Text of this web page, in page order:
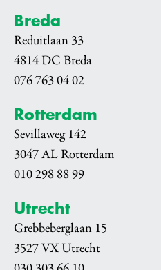
Breda
Reduitlaan 33
4814 DC Breda
076 763 04 02
Rotterdam
Sevillaweg 142
3047 AL Rotterdam
010 298 88 99
Utrecht
Grebbeberglaan 15
3527 VX Utrecht